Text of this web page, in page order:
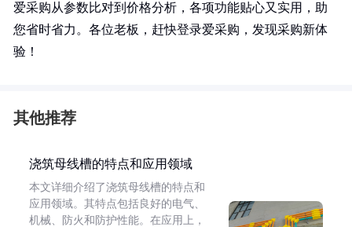
爱采购从参数比对到价格分析，各项功能贴心又实用，助
您省时省力。各位老板，赶快登录爱采购，发现采购新体
验！
其他推荐
浇筑母线槽的特点和应用领域
本文详细介绍了浇筑母线槽的特点和
应用领域。其特点包括良好的电气、
机械、防火和防护性能。在应用上，